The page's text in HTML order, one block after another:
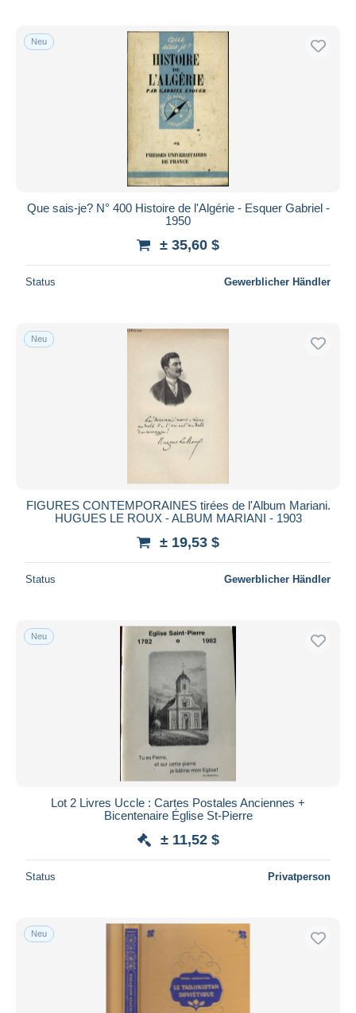
Neu
Que sais-je? N° 400 Histoire de l'Algérie - Esquer Gabriel -
1950
± 35,60 $
Status Gewerblicher Händler
Neu
FIGURES CONTEMPORAINES tirées de l'Album Mariani.
HUGUES LE ROUX - ALBUM MARIANI - 1903
± 19,53 $
Status Gewerblicher Händler
Neu
Lot 2 Livres Uccle : Cartes Postales Anciennes +
Bicentenaire Église St-Pierre
± 11,52 $
Status Privatperson
Neu